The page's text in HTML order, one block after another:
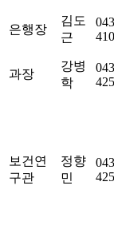
은행장
김도
근
과장
강병
학
보건연
구관
정향
민